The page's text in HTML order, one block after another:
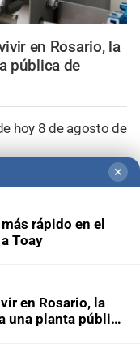
en Rosario, la
pública de
hoy 8 de agosto de
para Piscis: 08 de
para Acuario: 08
para Capricornio:
✕
rápido en el
Toay
en Rosario, la
una planta pública